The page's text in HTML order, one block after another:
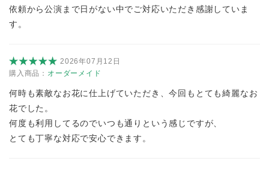
依頼から公演まで日がない中でご対応いただき感謝していま
す。
2026年07月12日
購入商品： オーダーメイド
何時も素敵なお花に仕上げていただき、今回もとても綺麗なお
花でした。
何度も利用してるのでいつも通りという感じですが、
とても丁寧な対応で安心できます。